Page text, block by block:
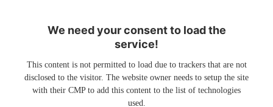
We need your consent to load the
service!
This content is not permitted to load due to trackers that are not
disclosed to the visitor. The website owner needs to setup the site
with their CMP to add this content to the list of technologies
used.